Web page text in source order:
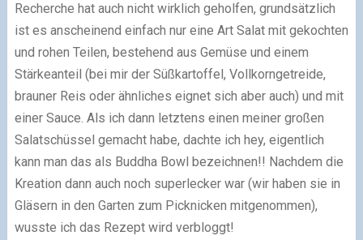
Recherche hat auch nicht wirklich geholfen, grundsätzlich
ist es anscheinend einfach nur eine Art Salat mit gekochten
und rohen Teilen, bestehend aus Gemüse und einem
Stärkeanteil (bei mir der Süßkartoffel, Vollkorngetreide,
brauner Reis oder ähnliches eignet sich aber auch) und mit
einer Sauce. Als ich dann letztens einen meiner großen
Salatschüssel gemacht habe, dachte ich hey, eigentlich
kann man das als Buddha Bowl bezeichnen!! Nachdem die
Kreation dann auch noch superlecker war (wir haben sie in
Gläsern in den Garten zum Picknicken mitgenommen),
wusste ich das Rezept wird verbloggt!